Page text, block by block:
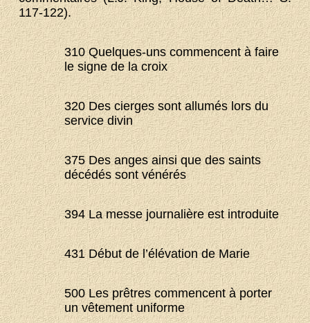
117-122).
310 Quelques-uns commencent à faire
le signe de la croix
320 Des cierges sont allumés lors du
service divin
375 Des anges ainsi que des saints
décédés sont vénérés
394 La messe journalière est introduite
431 Début de l’élévation de Marie
500 Les prêtres commencent à porter
un vêtement uniforme